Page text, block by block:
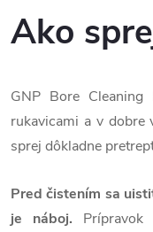
Ako
GNP Bore
rukavicami a v dobre
sprej dôkladne
Pred čistením sa
je náboj. Prípravok